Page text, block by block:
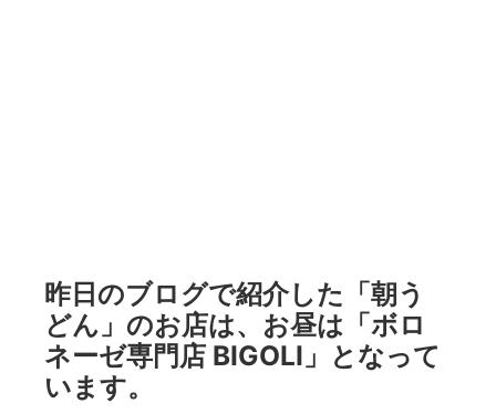
昨日のブログで紹介した「朝う
どん」のお店は、お昼は「ボロ
ネーゼ専門店 BIGOLI」となって
います。